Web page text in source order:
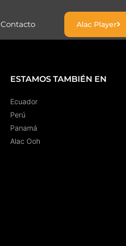
Contacto Alac Player
ESTAMOS TAMBIÉN EN
Ecuador
Perú
Panamá
Alac Ooh